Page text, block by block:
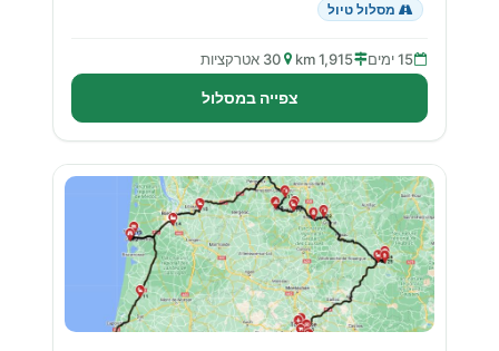
מסלול טיול
15 ימים 1,915 km 30 אטרקציות
צפייה במסלול